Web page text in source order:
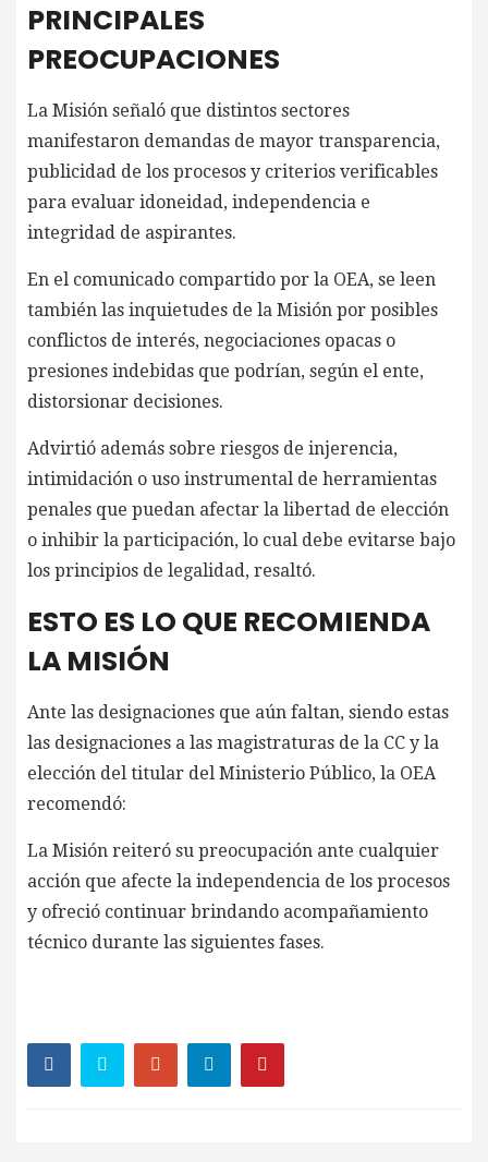
PRINCIPALES
PREOCUPACIONES
La Misión señaló que distintos sectores
manifestaron demandas de mayor transparencia,
publicidad de los procesos y criterios verificables
para evaluar idoneidad, independencia e
integridad de aspirantes.
En el comunicado compartido por la OEA, se leen
también las inquietudes de la Misión por posibles
conflictos de interés, negociaciones opacas o
presiones indebidas que podrían, según el ente,
distorsionar decisiones.
Advirtió además sobre riesgos de injerencia,
intimidación o uso instrumental de herramientas
penales que puedan afectar la libertad de elección
o inhibir la participación, lo cual debe evitarse bajo
los principios de legalidad, resaltó.
ESTO ES LO QUE RECOMIENDA
LA MISIÓN
Ante las designaciones que aún faltan, siendo estas
las designaciones a las magistraturas de la CC y la
elección del titular del Ministerio Público, la OEA
recomendó:
La Misión reiteró su preocupación ante cualquier
acción que afecte la independencia de los procesos
y ofreció continuar brindando acompañamiento
técnico durante las siguientes fases.